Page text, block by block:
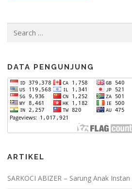
for:
DATA PENGUNJUNG
ARTIKEL
SARKOCI ABIZER – Sarung Anak